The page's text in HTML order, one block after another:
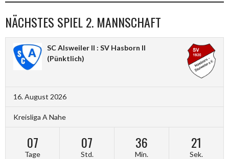
NÄCHSTES SPIEL 2. MANNSCHAFT
SC Alsweiler II : SV Hasborn II
(Pünktlich)
16. August 2026
Kreisliga A Nahe
07
Tage
07
Std.
36
Min.
20
Sek.